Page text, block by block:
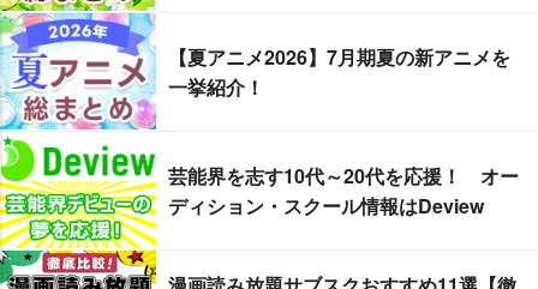
【夏アニメ2026】7月期夏の新アニメを
一挙紹介！
芸能界を志す10代～20代を応援！ オー
ディション・スクール情報はDeview